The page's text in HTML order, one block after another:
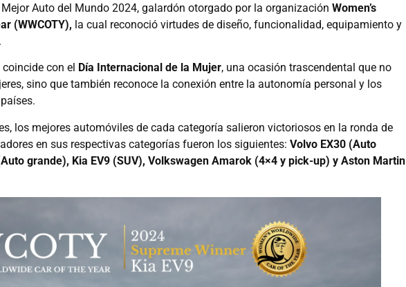
Auto del Mundo 2024, galardón otorgado por la organización Women’s
(WWCOTY), la cual reconoció virtudes de diseño, funcionalidad, equipamiento y
con el Día Internacional de la Mujer, una ocasión trascendental que no
sino que también reconoce la conexión entre la autonomía personal y los
los mejores automóviles de cada categoría salieron victoriosos en la ronda de
en sus respectivas categorías fueron los siguientes: Volvo EX30 (Auto
grande), Kia EV9 (SUV), Volkswagen Amarok (4×4 y pick-up) y Aston Martin